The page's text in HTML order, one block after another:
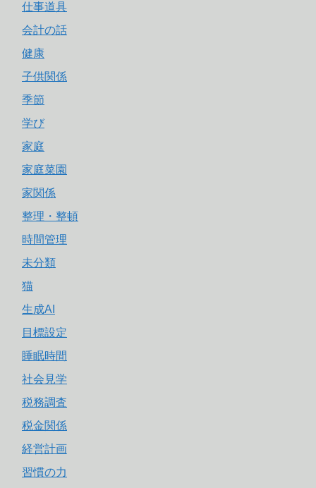
仕事道具
会計の話
健康
子供関係
季節
学び
家庭
家庭菜園
家関係
整理・整頓
時間管理
未分類
猫
生成AI
目標設定
睡眠時間
社会見学
税務調査
税金関係
経営計画
習慣の力